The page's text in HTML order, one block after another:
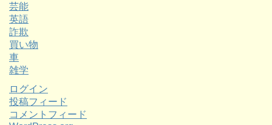
芸能
英語
詐欺
買い物
車
雑学
ログイン
投稿フィード
コメントフィード